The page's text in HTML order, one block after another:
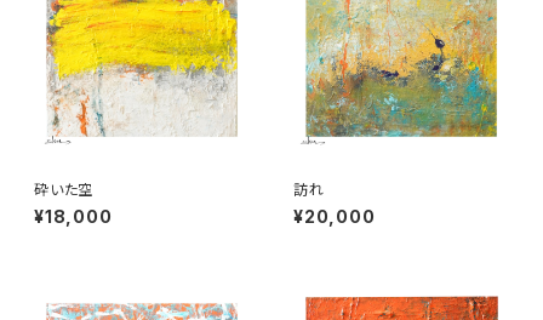
砕いた空
¥18,000
訪れ
¥20,000